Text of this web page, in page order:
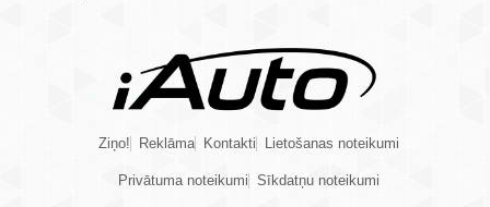
Ziņo! Reklāma Kontakti Lietošanas noteikumi
Privātuma noteikumi Sīkdatņu noteikumi